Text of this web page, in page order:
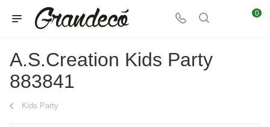
0
A.S.Creation Kids Party
883841
Kids Party